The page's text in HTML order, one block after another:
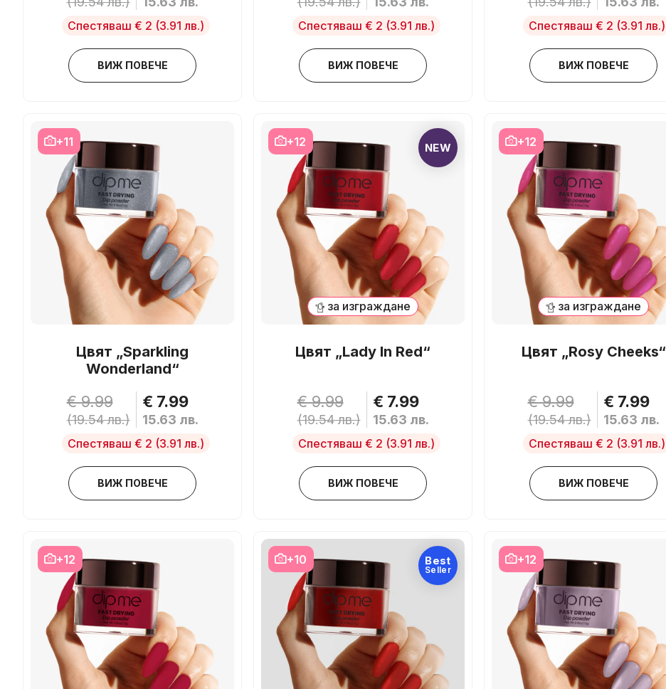
Спестяваш € 2 (3.91 лв.)
ВИЖ ПОВЕЧЕ
Спестяваш € 2 (3.91 лв.)
ВИЖ ПОВЕЧЕ
Спестяваш € 2 (3.91 лв.)
ВИЖ ПОВЕЧЕ
+11
Цвят „Sparkling
Wonderland“
€ 9.99
(19.54 лв.)
€ 7.99
15.63 лв.
Спестяваш € 2 (3.91 лв.)
ВИЖ ПОВЕЧЕ
за изграждане
+12 NEW
Цвят „Lady In Red“
€ 9.99
(19.54 лв.)
€ 7.99
15.63 лв.
Спестяваш € 2 (3.91 лв.)
ВИЖ ПОВЕЧЕ
за изграждане
+12
Цвят „Rosy Cheeks“
€ 9.99
(19.54 лв.)
€ 7.99
15.63 лв.
Спестяваш € 2 (3.91 лв.)
ВИЖ ПОВЕЧЕ
+12 +10 Best
Seller
+12